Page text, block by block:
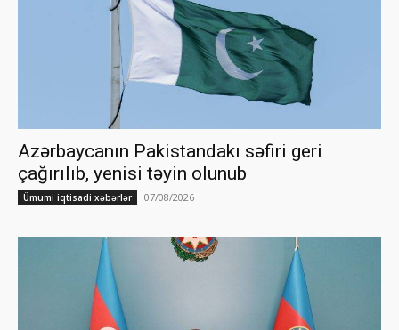
Azərbaycanın Pakistandakı səfiri geri
çağırılıb, yenisi təyin olunub
Ümumi iqtisadi xəbərlər 07/08/2026